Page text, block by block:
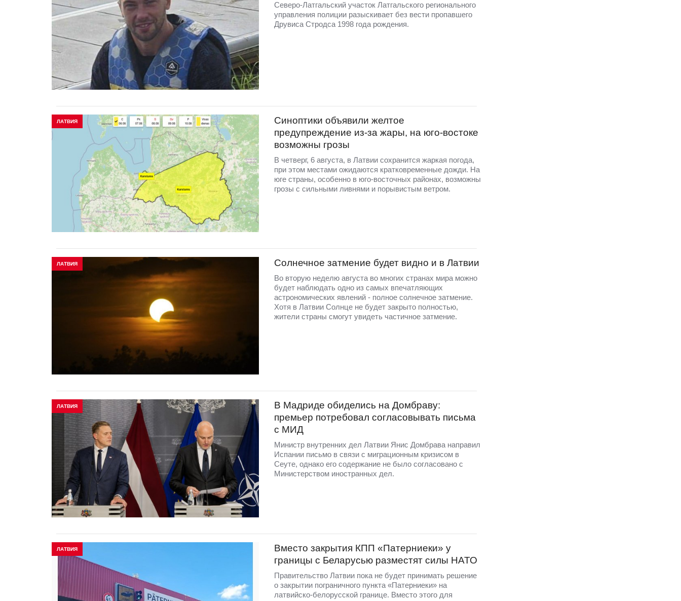
Северо-Латгальский участок Латгальского регионального
управления полиции разыскивает без вести пропавшего
Друвиса Стродса 1998 года рождения.
ЛАТВИЯ
Синоптики объявили желтое
предупреждение из-за жары, на юго-востоке
возможны грозы
В четверг, 6 августа, в Латвии сохранится жаркая погода,
при этом местами ожидаются кратковременные дожди. На
юге страны, особенно в юго-восточных районах, возможны
грозы с сильными ливнями и порывистым ветром.
ЛАТВИЯ Солнечное затмение будет видно и в Латвии
Во вторую неделю августа во многих странах мира можно
будет наблюдать одно из самых впечатляющих
астрономических явлений - полное солнечное затмение.
Хотя в Латвии Солнце не будет закрыто полностью,
жители страны смогут увидеть частичное затмение.
ЛАТВИЯ
В Мадриде обиделись на Домбраву:
премьер потребовал согласовывать письма
с МИД
Министр внутренних дел Латвии Янис Домбрава направил
Испании письмо в связи с миграционным кризисом в
Сеуте, однако его содержание не было согласовано с
Министерством иностранных дел.
ЛАТВИЯ
Вместо закрытия КПП «Патерниеки» у
границы с Беларусью разместят силы НАТО
Правительство Латвии пока не будет принимать решение
о закрытии пограничного пункта «Патерниеки» на
латвийско-белорусской границе. Вместо этого для